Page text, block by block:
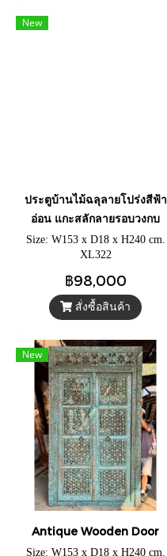
New
ประตูบ้านไม้ฉลุลายโปร่งสีฟ้า
อ่อน แกะสลักลายรอบวงกบ
Size: W153 x D18 x H240 cm.
XL322
฿98,000
สั่งซื้อสินค้า
New
Antique Wooden Door
Size: W153 x D18 x H240 cm.